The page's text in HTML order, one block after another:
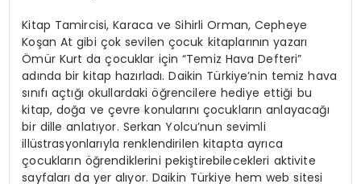
Kitap Tamircisi, Karaca ve Sihirli Orman, Cepheye
Koşan At gibi çok sevilen çocuk kitaplarının yazarı
Ömür Kurt da çocuklar için “Temiz Hava Defteri”
adında bir kitap hazırladı. Daikin Türkiye’nin temiz hava
sınıfı açtığı okullardaki öğrencilere hediye ettiği bu
kitap, doğa ve çevre konularını çocukların anlayacağı
bir dille anlatıyor. Serkan Yolcu’nun sevimli
illüstrasyonlarıyla renklendirilen kitapta ayrıca
çocukların öğrendiklerini pekiştirebilecekleri aktivite
sayfaları da yer alıyor. Daikin Türkiye hem web sitesi